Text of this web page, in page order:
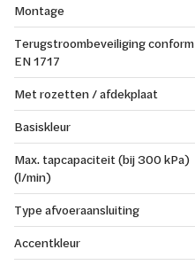
Montage
Terugstroombeveiliging conform
EN 1717
Met rozetten / afdekplaat
Basiskleur
Max. tapcapaciteit (bij 300 kPa)
(l/min)
Type afvoeraansluiting
Accentkleur